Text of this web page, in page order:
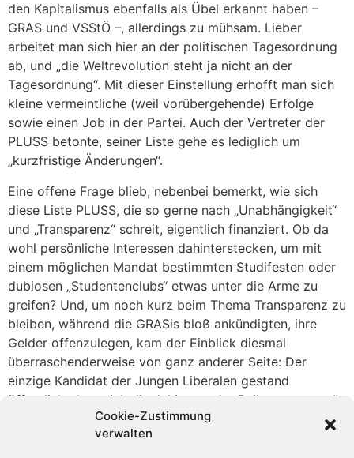
Cookie-Zustimmung
verwalten
den Kapitalismus ebenfalls als Übel erkannt haben –
GRAS und VSStÖ –, allerdings zu mühsam. Lieber
arbeitet man sich hier an der politischen Tagesordnung
ab, und „die Weltrevolution steht ja nicht an der
Tagesordnung“. Mit dieser Einstellung erhofft man sich
kleine vermeintliche (weil vorübergehende) Erfolge
sowie einen Job in der Partei. Auch der Vertreter der
PLUSS betonte, seiner Liste gehe es lediglich um
„kurzfristige Änderungen“.
Eine offene Frage blieb, nebenbei bemerkt, wie sich
diese Liste PLUSS, die so gerne nach „Unabhängigkeit“
und „Transparenz“ schreit, eigentlich finanziert. Ob da
wohl persönliche Interessen dahinterstecken, um mit
einem möglichen Mandat bestimmten Studifesten oder
dubiosen „Studentenclubs“ etwas unter die Arme zu
greifen? Und, um noch kurz beim Thema Transparenz zu
bleiben, während die GRASis bloß ankündigten, ihre
Gelder offenzulegen, kam der Einblick diesmal
überraschenderweise von ganz anderer Seite: Der
einzige Kandidat der Jungen Liberalen gestand
öffentlich, dass sich die JuLis von der Raika „sponsern“
lassen. Kein Wunder also, dass sie für Studiengebühren
gekoppelt mit Studiendarlehen eintreten…